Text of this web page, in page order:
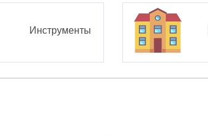
Инструменты